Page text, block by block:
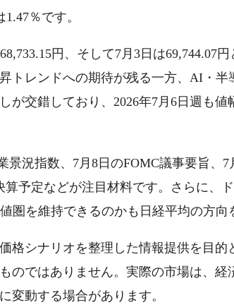
％です。
円、そして7月3日は69,744.07
トレンドへの期待が残る一方、AI・
が交錯しており、2026年7月6日週も
景況指数、7月8日のFOMC議事要旨、
予定などが注目材料です。さらに、
圏を維持できるのかも日経平均の方向
格シナリオを整理した情報提供を目
のではありません。実際の市場は、
変動する場合があります。